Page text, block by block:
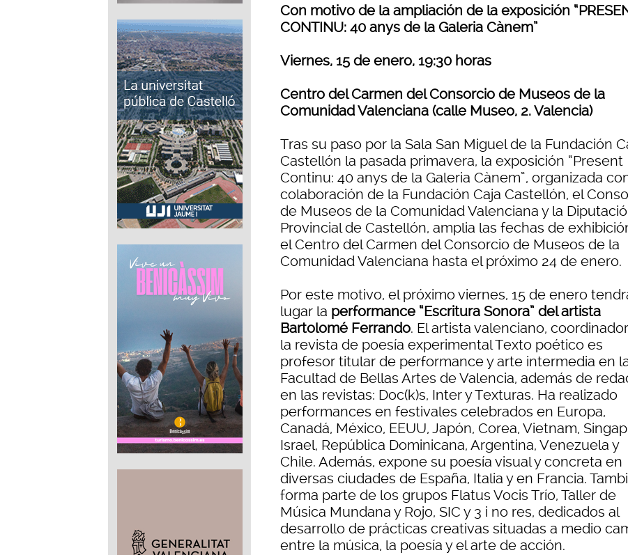
Con motivo de la ampliación de la exposición
CONTINU: 40 anys de la Galeria Cànem”
Viernes, 15 de enero, 19:30 horas
Centro del Carmen del Consorcio de Museos de la
Comunidad Valenciana (calle Museo, 2. Valencia)
Tras su paso por la Sala San Miguel de la Fundación
Castellón la pasada primavera, la exposición “Present
Continu: 40 anys de la Galeria Cànem”, organizada
colaboración de la Fundación Caja Castellón, el
de Museos de la Comunidad Valenciana y la
Provincial de Castellón, amplia las fechas de
el Centro del Carmen del Consorcio de Museos de la
Comunidad Valenciana hasta el próximo 24 de enero.
Por este motivo, el próximo viernes, 15 de enero
lugar la performance “Escritura Sonora” del artista
Bartolomé Ferrando. El artista valenciano,
la revista de poesía experimental Texto poético es
profesor titular de performance y arte intermedia en
Facultad de Bellas Artes de Valencia, además de
en las revistas: Doc(k)s, Inter y Texturas. Ha realizado
performances en festivales celebrados en Europa,
Canadá, México, EEUU, Japón, Corea, Vietnam,
Israel, República Dominicana, Argentina, Venezuela y
Chile. Además, expone su poesía visual y concreta en
diversas ciudades de España, Italia y en Francia.
forma parte de los grupos Flatus Vocis Trío, Taller de
Música Mundana y Rojo, SIC y 3 i no res, dedicados al
desarrollo de prácticas creativas situadas a medio
entre la música, la poesía y el arte de acción.